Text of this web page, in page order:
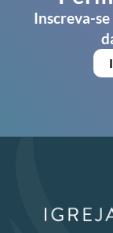
Inscreva-